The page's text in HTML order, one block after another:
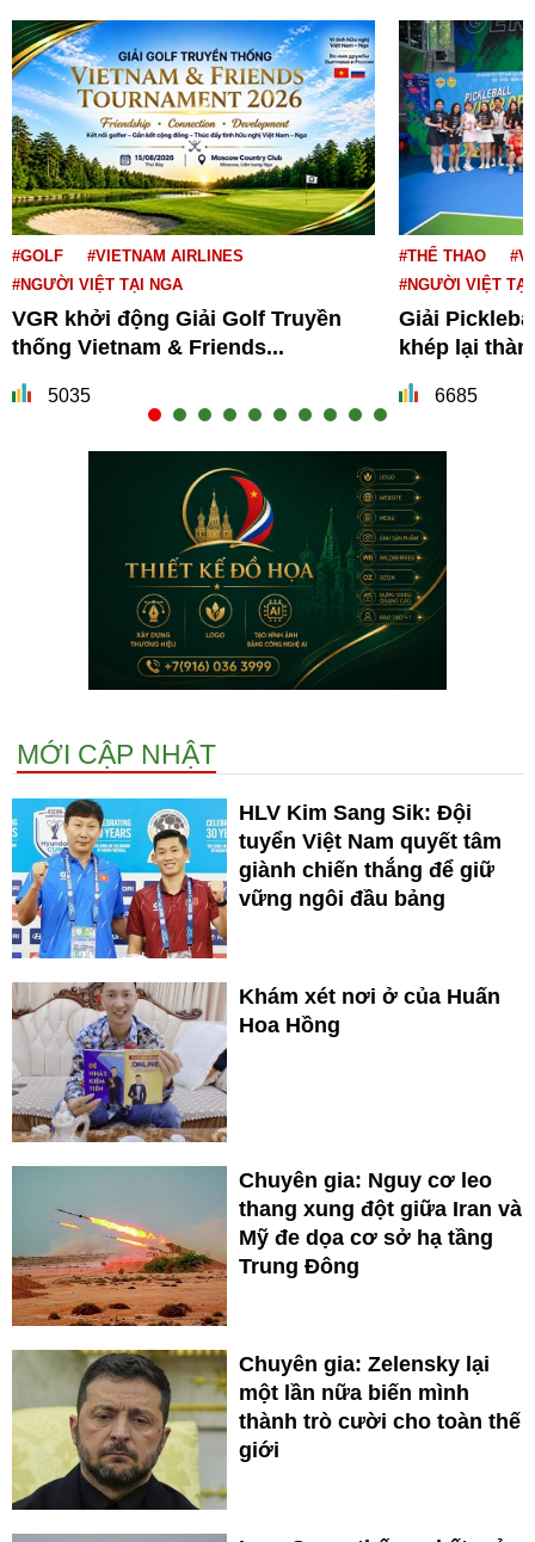
#GOLF
#VIETNAM AIRLINES
#NGƯỜI VIỆT TẠI NGA
VGR khởi động Giải Golf Truyền
thống Vietnam & Friends...
5035
#THỂ THAO
#NGƯỜI VIỆT TẠI
Giải
khép lại
6685
MỚI CẬP NHẬT
HLV Kim Sang Sik: Đội
tuyển Việt Nam quyết tâm
giành chiến thắng để giữ
vững ngôi đầu bảng
Khám xét nơi ở của Huấn
Hoa Hồng
Chuyên gia: Nguy cơ leo
thang xung đột giữa Iran và
Mỹ đe dọa cơ sở hạ tầng
Trung Đông
Chuyên gia: Zelensky lại
một lần nữa biến mình
thành trò cười cho toàn thế
giới